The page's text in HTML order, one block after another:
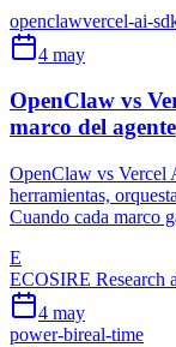
openclawvercel-ai-
4 may
OpenClaw vs
marco del agente
OpenClaw vs Vercel
herramientas,
Cuando cada marco
E
ECOSIRE Research
4 may
power-bireal-time